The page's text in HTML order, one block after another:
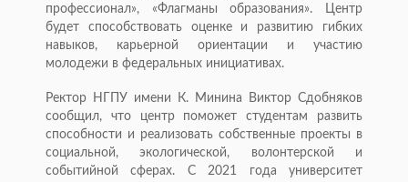
профессионал», «Флагманы образования». Центр
будет способствовать оценке и развитию гибких
навыков, карьерной ориентации и участию
молодежи в федеральных инициативах.
Ректор НГПУ имени К. Минина Виктор Сдобняков
сообщил, что центр поможет студентам развить
способности и реализовать собственные проекты в
социальной, экологической, волонтерской и
событийной сферах. С 2021 года университет